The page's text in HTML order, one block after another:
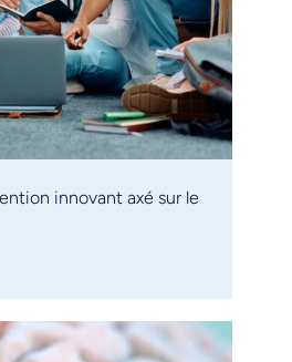
innovant axé sur le